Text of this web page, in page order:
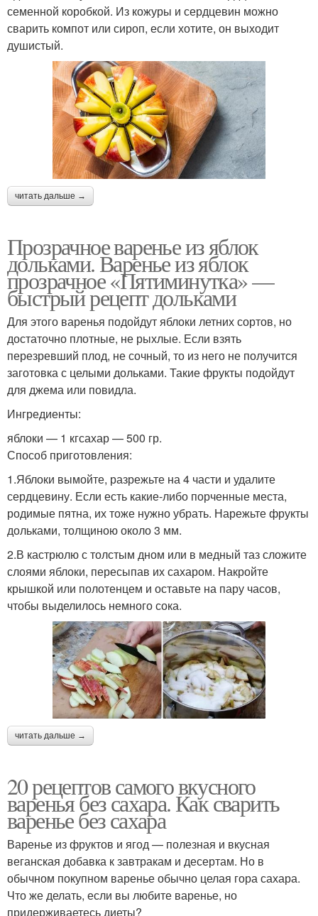
семенной коробкой. Из кожуры и сердцевин можно
сварить компот или сироп, если хотите, он выходит
душистый.
читать дальше →
Прозрачное варенье из яблок
дольками. Варенье из яблок
прозрачное «Пятиминутка» —
быстрый рецепт дольками
Для этого варенья подойдут яблоки летних сортов, но
достаточно плотные, не рыхлые. Если взять
перезревший плод, не сочный, то из него не получится
заготовка с целыми дольками. Такие фрукты подойдут
для джема или повидла.
Ингредиенты:
яблоки — 1 кгсахар — 500 гр.
Способ приготовления:
1.Яблоки вымойте, разрежьте на 4 части и удалите
сердцевину. Если есть какие-либо порченные места,
родимые пятна, их тоже нужно убрать. Нарежьте фрукты
дольками, толщиною около 3 мм.
2.В кастрюлю с толстым дном или в медный таз сложите
слоями яблоки, пересыпав их сахаром. Накройте
крышкой или полотенцем и оставьте на пару часов,
чтобы выделилось немного сока.
читать дальше →
20 рецептов самого вкусного
варенья без сахара. Как сварить
варенье без сахара
Варенье из фруктов и ягод — полезная и вкусная
веганская добавка к завтракам и десертам. Но в
обычном покупном варенье обычно целая гора сахара.
Что же делать, если вы любите варенье, но
придерживаетесь диеты?